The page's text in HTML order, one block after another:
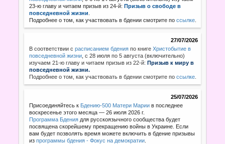
23-ю главу и читаем призыв из 24-й:Призыв о свободе в
повседневной жизни
Подробнее о том, как участвовать в бдении смотрите поссылке
27/07/2026
В соответствии с расписанием бдения по книгеХристобытие в
повседневной жизни с 28 июля по 5 августа (включительно)
изучаем 21-ю главу и читаем призыв из 22-й:Призыв к миру в
повседневной жизни.
Подробнее о том, как участвовать в бдении смотрите поссылке
25/07/2026
Присоединяйтесь к Бдению-500 Матери Марии в последнее
воскресенье этого месяца — 26 июля 2026 г.
Программа Бдения для русскоязычного сообщества будет
посвящена скорейшему прекращению войны в Украине. Если
вам будет позволять время можете включить в бдение призывы
изпрограммы бдения - Фокус на демократии